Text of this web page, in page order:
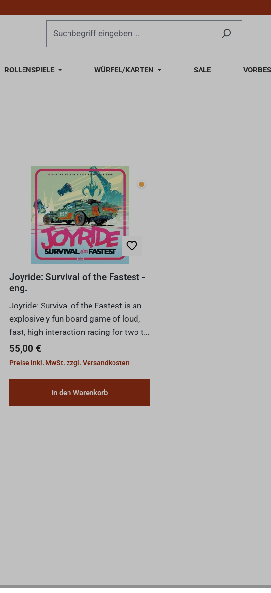
ROLLENSPIELE WÜRFEL/KARTEN SALE
Wenige verfügbar
Joyride: Survival of the Fastest -
eng.
Joyride: Survival of the Fastest is an
explosively fun board game of loud,
fast, high-interaction racing for two to
four Players. Tactically plan your
route, push your luck to take corners
Regulärer Preis:
55,00 €
Preise inkl. MwSt. zzgl. Versandkosten
In den Warenkorb